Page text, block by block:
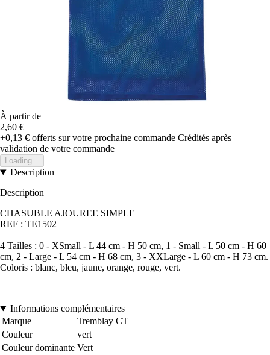
À partir de
2,60 €
+0,13 € offerts sur votre prochaine commande Crédités après
validation de votre commande
Loading...
Description
Description
CHASUBLE AJOUREE SIMPLE
REF : TE1502
4 Tailles : 0 - XSmall - L 44 cm - H 50 cm, 1 - Small - L 50 cm - H 60
cm, 2 - Large - L 54 cm - H 68 cm, 3 - XXLarge - L 60 cm - H 73 cm.
Coloris : blanc, bleu, jaune, orange, rouge, vert.
Informations complémentaires
Marque
Tremblay CT
Couleur
vert
Couleur dominante Vert